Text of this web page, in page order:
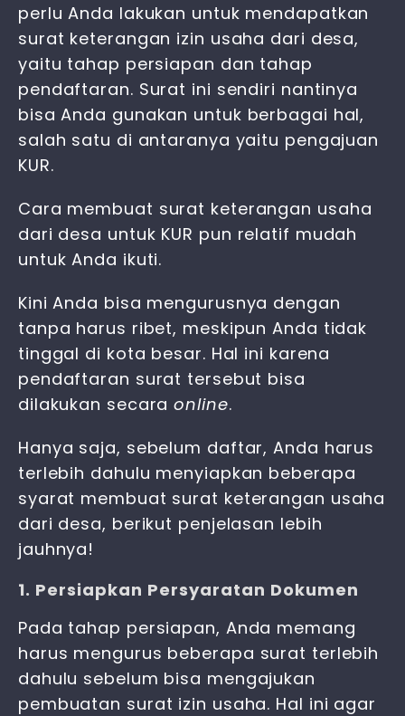
perlu Anda lakukan untuk mendapatkan
surat keterangan izin usaha dari desa,
yaitu tahap persiapan dan tahap
pendaftaran. Surat ini sendiri nantinya
bisa Anda gunakan untuk berbagai hal,
salah satu di antaranya yaitu pengajuan
KUR.
Cara membuat surat keterangan usaha
dari desa untuk KUR pun relatif mudah
untuk Anda ikuti.
Kini Anda bisa mengurusnya dengan
tanpa harus ribet, meskipun Anda tidak
tinggal di kota besar. Hal ini karena
pendaftaran surat tersebut bisa
dilakukan secaraonline.
Hanya saja, sebelum daftar, Anda harus
terlebih dahulu menyiapkan beberapa
syarat membuat surat keterangan usaha
dari desa, berikut penjelasan lebih
jauhnya!
1. Persiapkan Persyaratan Dokumen
Pada tahap persiapan, Anda memang
harus mengurus beberapa surat terlebih
dahulu sebelum bisa mengajukan
pembuatan surat izin usaha. Hal ini agar